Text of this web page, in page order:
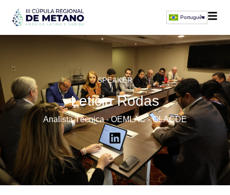
Português
SPEAKER
Leticia Rodas
Analista Técnica - OEMLAC - OLACDE